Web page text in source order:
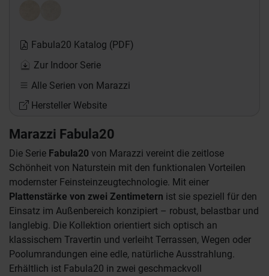
Fabula20 Katalog (PDF)
Zur Indoor Serie
Alle Serien von Marazzi
Hersteller Website
Marazzi Fabula20
Die Serie Fabula20 von Marazzi vereint die zeitlose
Schönheit von Naturstein mit den funktionalen Vorteilen
modernster Feinsteinzeugtechnologie. Mit einer
Plattenstärke von zwei Zentimetern ist sie speziell für den
Einsatz im Außenbereich konzipiert – robust, belastbar und
langlebig. Die Kollektion orientiert sich optisch an
klassischem Travertin und verleiht Terrassen, Wegen oder
Poolumrandungen eine edle, natürliche Ausstrahlung.
Erhältlich ist Fabula20 in zwei geschmackvoll